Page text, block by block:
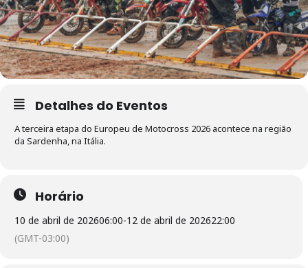
Detalhes do Eventos
A terceira etapa do Europeu de Motocross 2026 acontece na região
da Sardenha, na Itália.
Horário
10 de abril de 202606:00-12 de abril de 202622:00
(GMT-03:00)